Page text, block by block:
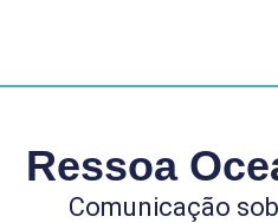
Ressoa
Comunicação